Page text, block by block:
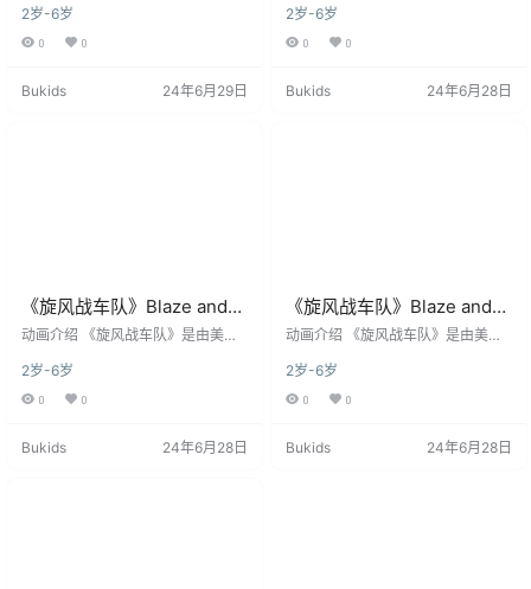
画剧集，于​​2014年10月13日​​首播。
该剧以8岁科技小达人​​AJ​​与他驾驶的
y）中，与推土机、消防车、叉车等
2岁-6岁
0 0
Bukids 24年6月29日
画剧集，于​​2014年10月13日​​首播。
该剧以8岁科技小达人​​AJ​​与他驾驶的
y）中，与推土机、消防车、叉车等
2岁-6岁
0 0
Bukids 24年6月28日
《旋风战车队》Blaze and
the Monster Machines英文
​​动画介绍​​ 《旋风战车队》是由​​美国
画剧集，于​​2014年10月13日​​首播。
该剧以8岁科技小达人​​AJ​​与他驾驶的
y）中，与推土机、消防车、叉车等
2岁-6岁
0 0
Bukids 24年6月28日
《旋风战车队》Blaze and
the Monster Machines英文
​​动画介绍​​ 《旋风战车队》是由​​美国
画剧集，于​​2014年10月13日​​首播。
该剧以8岁科技小达人​​AJ​​与他驾驶的
y）中，与推土机、消防车、叉车等
2岁-6岁
0 0
Bukids 24年6月28日